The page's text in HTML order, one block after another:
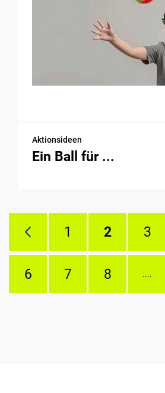
Aktionsideen
Ein Ball für ...
1 2 3
6 7 8 ....